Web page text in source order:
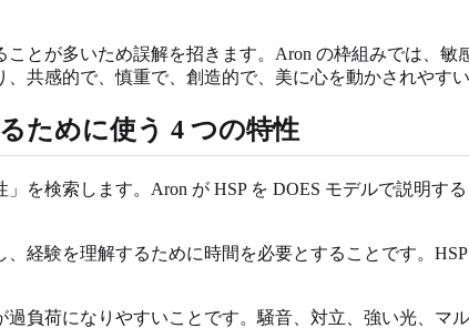
ことが多いため誤解を招きます。Aron の枠組みでは、
共感的で、慎重で、創造的で、美に心を動かされやす
ために使う 4 つの特性
を検索します。Aron が HSP を DOES モデルで説明
経験を理解するために時間を必要とすることです。
負荷になりやすいことです。騒音、対立、強い光、